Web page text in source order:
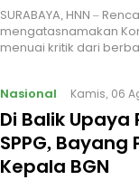
SURABAYA, HNN –
mengatasnamakan
menuai kritik dari
Nasional Kamis, 06
Di Balik
SPPG, Bayang
Kepala BGN